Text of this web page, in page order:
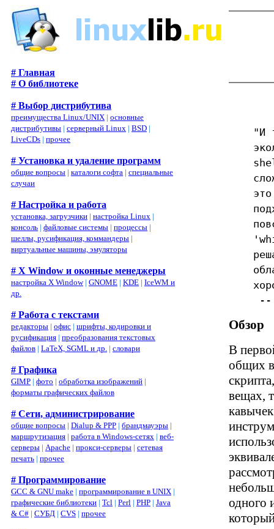
# Главная
# О библиотеке
# Выбор дистрибутива
преимущества Linux/UNIX | основные
дистрибутивы | серверный Linux | BSD |
LiveCDs | прочее
# Установка и удаление программ
общие вопросы | каталоги софта | специальные
случаи
# Настройка и работа
установка, загрузчики | настройка Linux |
консоль | файловые системы | процессы |
шеллы, русификация, коммандеры |
виртуальные машины, эмуляторы
# X Window и оконные менеджеры
настройка X Window| GNOME | KDE | IceWM и
др.
# Работа с текстами
редакторы | офис | шрифты, кодировки и
русификация | преобразования текстовых
файлов | LaTeX, SGML и др. | словари
# Графика
GIMP | фото | обработка изображений |
форматы графических файлов
# Сети, администрирование
общие вопросы | Dialup & PPP | брандмауэры |
маршрутизация | работа в Windows-сетях | веб-
серверы | Apache | прокси-серверы | сетевая
печать | прочее
# Программирование
GCC & GNU make | программирование в UNIX |
графические библиотеки | Tcl | Perl | PHP | Java
& C# | СУБД | CVS | прочее
"И
--
Обзор
В
общих
вещах,
одного